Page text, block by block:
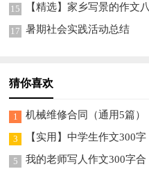
15
【精选】家乡写景的作文八
篇
17 暑期社会实践活动总结
猜你喜欢
1 机械维修合同（通用5篇）
3
【实用】中学生作文300字
集锦10篇
5
我的老师写人作文300字合